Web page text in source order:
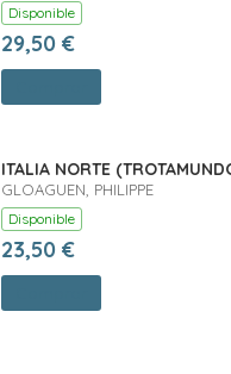
Disponible
29,50 €
ITALIA NORTE
GLOAGUEN, PHILIPPE
Disponible
23,50 €